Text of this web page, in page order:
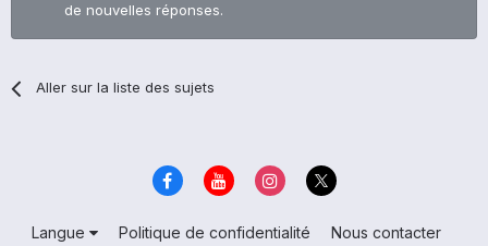
de nouvelles réponses.
Aller sur la liste des sujets
Langue Politique de confidentialité
Nous contacter